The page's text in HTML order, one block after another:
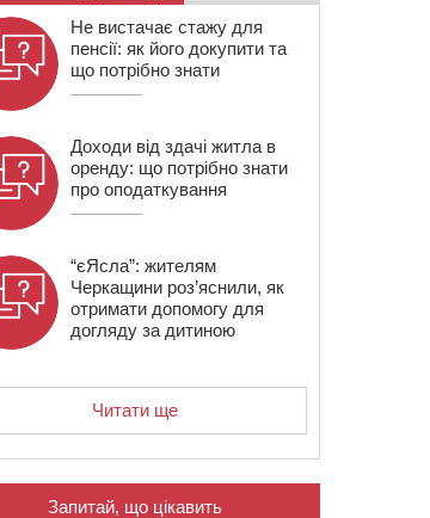
Не вистачає стажу для
пенсії: як його докупити та
що потрібно знати
Доходи від здачі житла в
оренду: що потрібно знати
про оподаткування
“єЯсла”: жителям
Черкащини роз’яснили, як
отримати допомогу для
догляду за дитиною
Читати ще
Запитай, що цікавить